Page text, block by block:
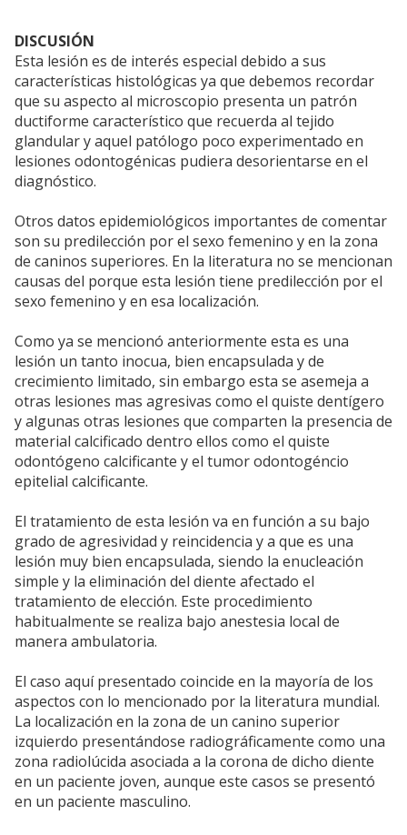
DISCUSIÓN
Esta lesión es de interés especial debido a sus
características histológicas ya que debemos recordar
que su aspecto al microscopio presenta un patrón
ductiforme característico que recuerda al tejido
glandular y aquel patólogo poco experimentado en
lesiones odontogénicas pudiera desorientarse en el
diagnóstico.
Otros datos epidemiológicos importantes de comentar
son su predilección por el sexo femenino y en la zona
de caninos superiores. En la literatura no se mencionan
causas del porque esta lesión tiene predilección por el
sexo femenino y en esa localización.
Como ya se mencionó anteriormente esta es una
lesión un tanto inocua, bien encapsulada y de
crecimiento limitado, sin embargo esta se asemeja a
otras lesiones mas agresivas como el quiste dentígero
y algunas otras lesiones que comparten la presencia de
material calcificado dentro ellos como el quiste
odontógeno calcificante y el tumor odontogéncio
epitelial calcificante.
El tratamiento de esta lesión va en función a su bajo
grado de agresividad y reincidencia y a que es una
lesión muy bien encapsulada, siendo la enucleación
simple y la eliminación del diente afectado el
tratamiento de elección. Este procedimiento
habitualmente se realiza bajo anestesia local de
manera ambulatoria.
El caso aquí presentado coincide en la mayoría de los
aspectos con lo mencionado por la literatura mundial.
La localización en la zona de un canino superior
izquierdo presentándose radiográficamente como una
zona radiolúcida asociada a la corona de dicho diente
en un paciente joven, aunque este casos se presentó
en un paciente masculino.